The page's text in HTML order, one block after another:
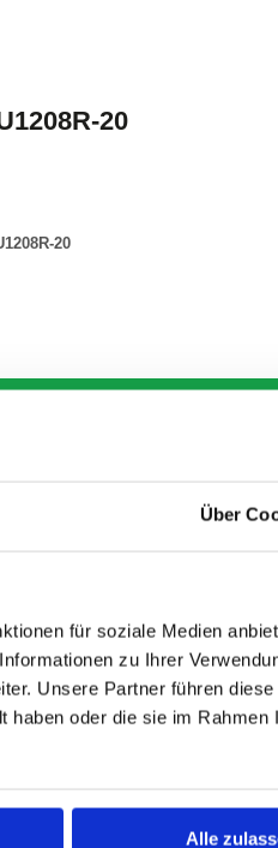
Über
für soziale Medien
zu Ihrer
Unsere Partner führen
haben oder die sie im Rahmen
Alle
20
20
metrischen Größen. Die
aus